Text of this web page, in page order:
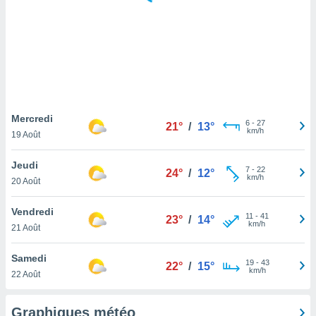
notre
que
et que
Mercredi
19 Août
21° / 13° 6- 27
km/h
Jeudi
20 Août
24° / 12° 7- 22
km/h
Vendredi
21 Août
23° / 14° 11 - 41
km/h
Samedi
22 Août
22° / 15° 19- 43
km/h
Graphiques météo